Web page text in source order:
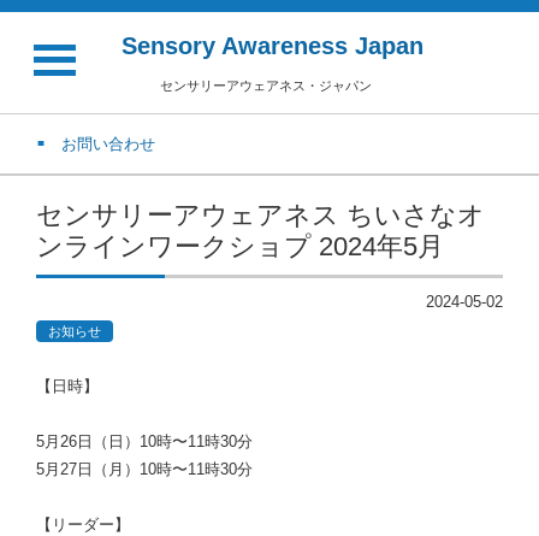
Sensory Awareness Japan
センサリーアウェアネス・ジャパン
お問い合わせ
センサリーアウェアネス ちいさなオ
ンラインワークショプ 2024年5月
2024-05-02
お知らせ
【日時】
5月26日（日）10時〜11時30分
5月27日（月）10時〜11時30分
【リーダー】